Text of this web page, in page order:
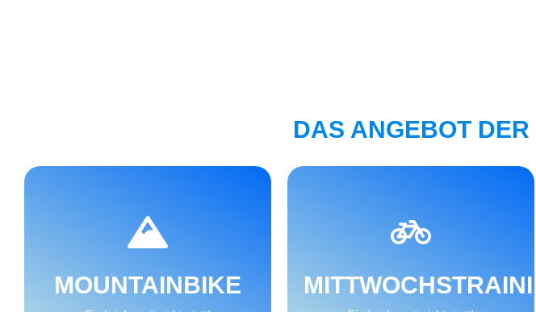
DAS ANGEBOT
MOUNTAINBIKE